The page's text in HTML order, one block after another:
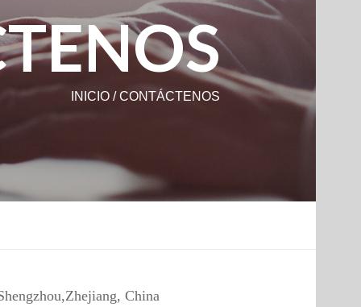
INICIO/CONTÁCTENOS
China